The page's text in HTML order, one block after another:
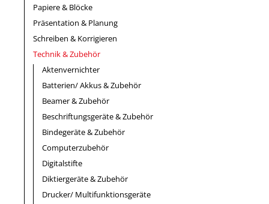
Papiere & Blöcke
Präsentation & Planung
Schreiben & Korrigieren
Technik & Zubehör
Aktenvernichter
Batterien/ Akkus & Zubehör
Beamer & Zubehör
Beschriftungsgeräte & Zubehör
Bindegeräte & Zubehör
Computerzubehör
Digitalstifte
Diktiergeräte & Zubehör
Drucker/ Multifunktionsgeräte